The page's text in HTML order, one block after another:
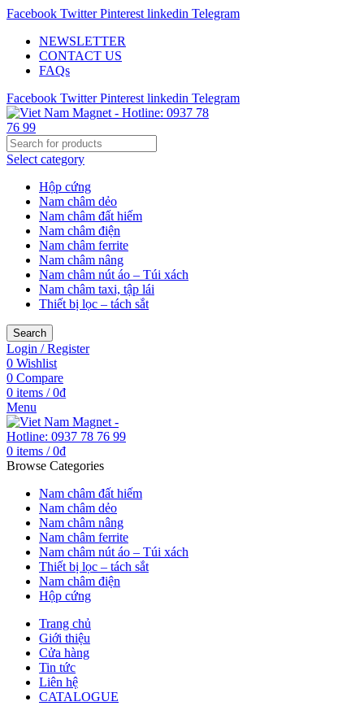
Facebook Twitter Pinterest linkedin Telegram
NEWSLETTER
CONTACT US
FAQs
Facebook Twitter Pinterest linkedin Telegram
Select category
Hộp cứng
Nam châm dẻo
Nam châm đất hiếm
Nam châm điện
Nam châm ferrite
Nam châm nâng
Nam châm nút áo – Túi xách
Nam châm taxi, tập lái
Thiết bị lọc – tách sắt
Search
Login / Register
0 Wishlist
0 Compare
0 items / 0₫
Menu
0 items / 0₫
Browse Categories
Nam châm đất hiếm
Nam châm dẻo
Nam châm nâng
Nam châm ferrite
Nam châm nút áo – Túi xách
Thiết bị lọc – tách sắt
Nam châm điện
Hộp cứng
Trang chủ
Giới thiệu
Cửa hàng
Tin tức
Liên hệ
CATALOGUE